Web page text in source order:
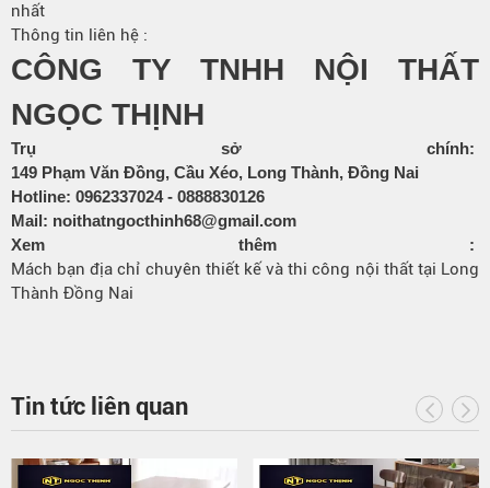
nhất
Thông tin liên hệ :
CÔNG TY TNHH NỘI THẤT
NGỌC THỊNH
Trụ sở chính:
149 Phạm Văn Đồng, Cầu Xéo, Long Thành, Đồng Nai
Hotline: 0962337024- 0888830126
Mail: noithatngocthinh68@gmail.com
Xem thêm :
Mách bạn địa chỉ chuyên thiết kế và thi công nội thất tại Long
Thành Đồng Nai
Tin tức liên quan